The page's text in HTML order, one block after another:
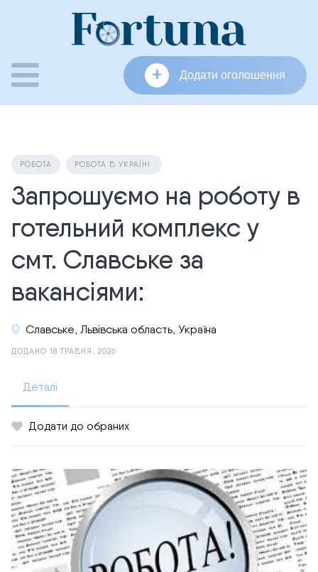
+ Додати оголошення
РОБОТА РОБОТА В УКРАЇНІ
Запрошуємо на роботу в
готельний комплекс у
смт. Славське за
вакансіями:
Славське, Львівська область, Україна
ДОДАНО 18 ТРАВНЯ, 2026
Деталі
Додати до обраних